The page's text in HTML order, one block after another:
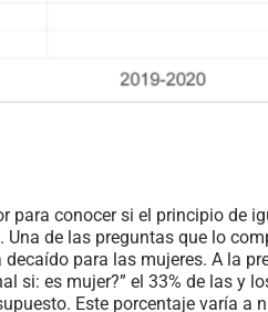
para conocer si el principio de
de las preguntas que lo
decaído para las mujeres. A la
si: es mujer?” el 33% de las y
. Este porcentaje varía a